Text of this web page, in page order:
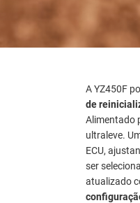
A YZ450F
de
Alimentado
ultraleve.
ECU,
ser
atualizado